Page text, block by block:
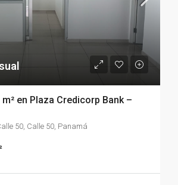
en Plaza Credicorp Bank –
50, Calle 50, Panamá